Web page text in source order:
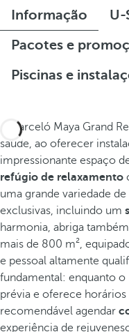
Informação
U-
Pacotes e
Piscinas e
O Barceló Maya Grand
saúde, ao oferecer
impressionante espaço
refúgio de relaxamento
uma grande variedade
exclusivas, incluindo um
harmonia, abriga
mais de 800 m²,
e pessoal altamente
fundamental: enquanto o
prévia e oferece
recomendável agendar
experiência de